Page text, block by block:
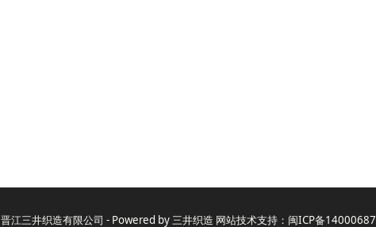
晋江三井织造有限公司 - Powered by 三井织造 网站技术支持： 闽ICP备